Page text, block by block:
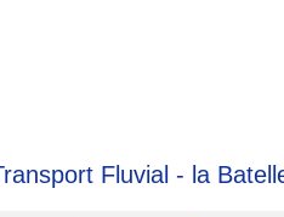
Fluvial - la